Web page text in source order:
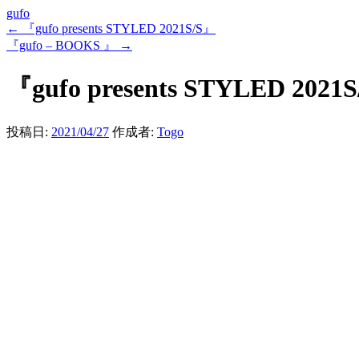
gufo
←
『gufo presents STYLED 2021S/S』
『gufo – BOOKS 』
→
『gufo presents STYLED
投稿日: 2021/04/27 作成者: Togo